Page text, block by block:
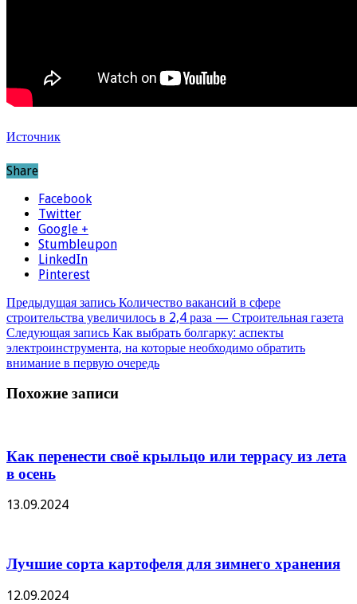
Источник
Share
Facebook
Twitter
Google +
Stumbleupon
LinkedIn
Pinterest
Предыдущая запись Количество вакансий в сфере
строительства увеличилось в 2,4 раза — Строительная газета
Следующая запись Как выбрать болгарку: аспекты
электроинструмента, на которые необходимо обратить
внимание в первую очередь
Похожие записи
Как перенести своё крыльцо или террасу из лета
в осень
13.09.2024
Лучшие сорта картофеля для зимнего хранения
12.09.2024